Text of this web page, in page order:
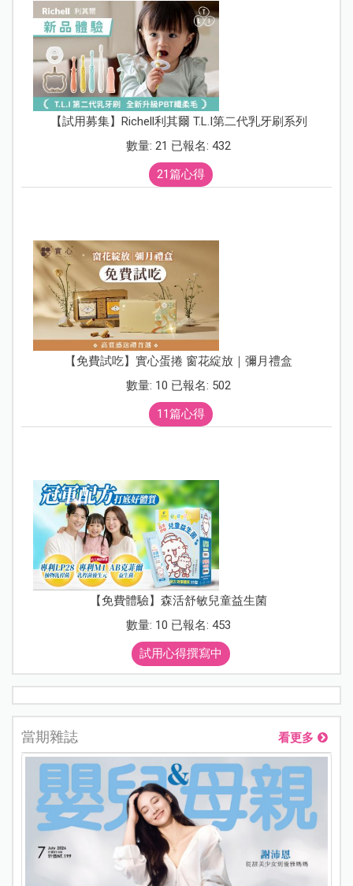
【試用募集】Richell利其爾 T.L.I第二代乳牙刷系列
數量: 21 已報名: 432
21篇心得
【免費試吃】實心蛋捲 窗花綻放｜彌月禮盒
數量: 10 已報名: 502
11篇心得
【免費體驗】森活舒敏兒童益生菌
數量: 10 已報名: 453
試用心得撰寫中
當期雜誌 看更多